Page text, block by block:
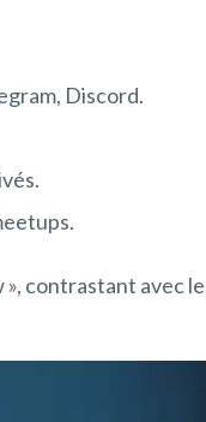
Discord.
contrastant avec